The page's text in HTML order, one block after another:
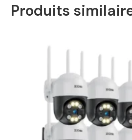
Produits